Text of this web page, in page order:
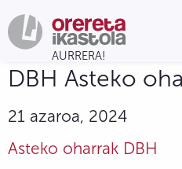
DBH Asteko
21 azaroa, 2024
Asteko oharrak DBH